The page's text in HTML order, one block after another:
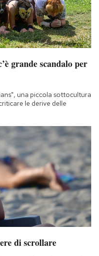
grande scandalo per
una piccola sottocultura
le derive delle
di scrollare